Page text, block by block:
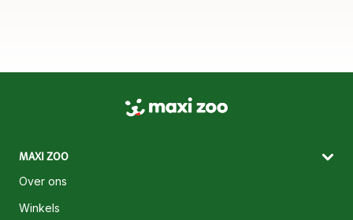
MAXI ZOO
Over ons
Winkels